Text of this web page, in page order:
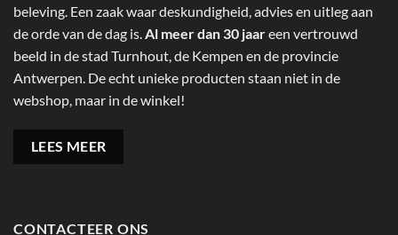
beleving. Een zaak waar deskundigheid, advies en uitleg aan
de orde van de dag is.Al meer dan 30 jaareen vertrouwd
beeld in de stad Turnhout, de Kempen en de provincie
Antwerpen. De echt unieke producten staan niet in de
webshop, maar in de winkel!
LEES MEER
CONTACTEER ONS